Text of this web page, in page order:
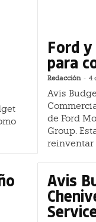
Ford
para
Redacción - 4
Avis
de Ford
Group.
Avis